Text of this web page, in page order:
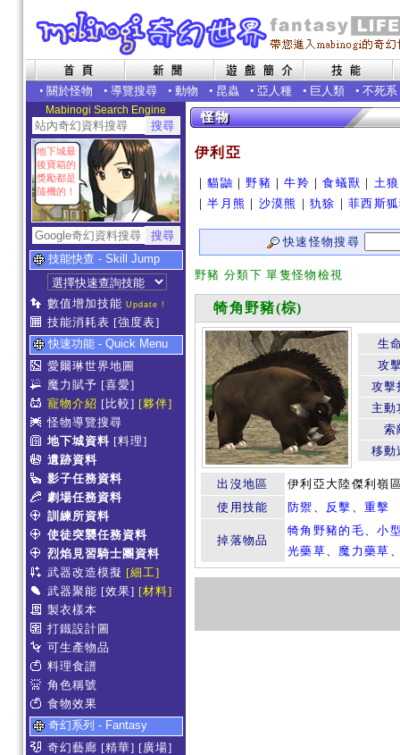
• 關於怪物 • 導覽搜尋 • 動物 • 昆蟲 • 亞人種 • 巨人類 • 不死系
Mabinogi Search Engine
地下城最
後寶箱的
獎勵都是
隨機的！
技能快查 - Skill Jump
數值增加技能 Update !
技能消耗表 [強度表]
快速功能 - Quick Menu
愛爾琳世界地圖
魔力賦予 [喜愛]
寵物介紹 [比較] [夥伴]
怪物導覽搜尋
地下城資料 [料理]
遺跡資料
影子任務資料
劇場任務資料
訓練所資料
使徒突襲任務資料
烈焰見習騎士團資料
武器改造模擬 [細工]
武器聚能 [效果] [材料]
製衣樣本
打鐵設計圖
可生產物品
料理食譜
角色稱號
食物效果
奇幻系列 - Fantasy
奇幻藝廊 [精華] [廣場]
伊利亞
｜貓鼬 ｜野豬 ｜牛羚 ｜食蟻獸 ｜ 土狼
｜半月熊 ｜ 沙漠熊 ｜犰狳 ｜菲西斯
快速怪物搜尋
野豬 分類下 單隻怪物檢視
犄角野豬(棕)
生
攻
攻擊
主動
索
移動
出沒地區
伊利亞大陸傑利嶺
使用技能
防禦 、 反擊 、重擊
掉落物品
犄角野豬的毛、小
光藥草、 魔力藥草